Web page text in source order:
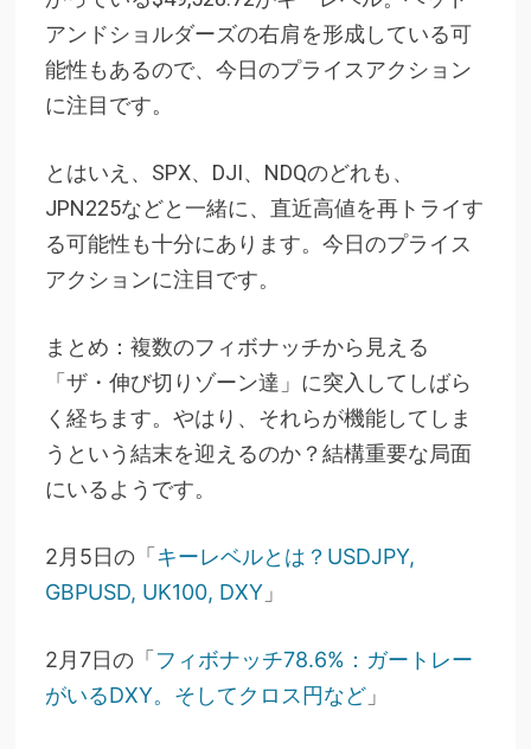
アンドショルダーズの右肩を形成している可
能性もあるので、今日のプライスアクション
に注目です。
とはいえ、SPX、DJI、NDQのどれも、
JPN225などと一緒に、直近高値を再トライす
る可能性も十分にあります。今日のプライス
アクションに注目です。
まとめ：複数のフィボナッチから見える
「ザ・伸び切りゾーン達」に突入してしばら
く経ちます。やはり、それらが機能してしま
うという結末を迎えるのか？結構重要な局面
にいるようです。
2月5日の「 キーレベルとは？USDJPY,
GBPUSD, UK100, DXY」
2月7日の「 フィボナッチ78.6%：ガートレー
がいるDXY。そしてクロス円など」